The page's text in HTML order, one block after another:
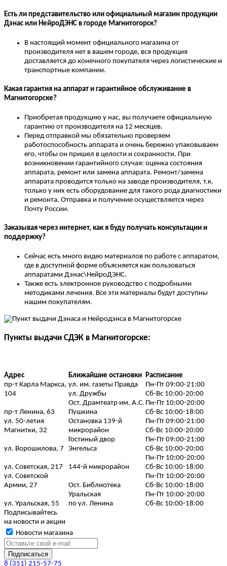
Есть ли представительство или официальный магазин продукции
Дэнас или НейроДЭНС в городе Магнитогорск?
В настоящий момент официального магазина от
производителя нет в вашем городе, вся продукция
доставляется до конечного покупателя через логистические и
транспортные компании.
Какая гарантия на аппарат и гарантийное обслуживание в
Магнитогорске?
Приобретая продукцию у нас, вы получаете официальную
гарантию от производителя на 12 месяцев.
Перед отправкой мы обязательно проверяем
работоспособность аппарата и очень бережно упаковываем
его, чтобы он пришел в целости и сохранности. При
возникновении гарантийного случая: оценка состояния
аппарата, ремонт или замена аппарата. Ремонт/замена
аппарата проводится только на заводе производителя, т.к.
только у них есть оборудование для такого рода диагностики
и ремонта. Отправка и получение осуществляется через
Почту России.
Заказывая через интернет, как я буду получать консультации и
поддержку?
Сейчас есть много видео материалов по работе с аппаратом,
где в доступной форме объясняется как пользоваться
аппаратами Дэнас\НейроДЭНС.
Также есть электронное руководство с подробными
методиками лечения. Все эти материалы будут доступны
нашим покупателям.
Пункты выдачи СДЭК в Магнитогорске:
Адрес Ближайшие остановки Расписание
пр-т Карла Маркса,
104
ул. им. газеты Правда
ул. Дружбы
Пн-Пт 09:00-21:00
Сб-Вс 10:00-20:00
пр-т Ленина, 63
Ост. Драмтеатр им. А.С.
Пушкина
Пн-Пт 10:00-20:00
Сб-Вс 10:00-18:00
ул. 50-летия
Магнитки, 32
Остановка 139-й
микрорайон
Пн-Пт 09:00-21:00
Сб-Вс 10:00-20:00
ул. Ворошилова, 7
Гостиный двор
Энгельса
Пн-Пт 09:00-21:00
Сб-Вс 10:00-20:00
ул. Советская, 217 144-й микрорайон
Пн-Пт 10:00-20:00
Сб-Вс 10:00-18:00
ул. Советской
Армии, 27
Ост. Библиотека
Пн-Пт 10:00-20:00
Сб-Вс 10:00-18:00
ул. Уральская, 55
Уральская
по ул. Ленина
Пн-Пт 10:00-20:00
Сб-Вс 10:00-18:00
Подписывайтесь
на новости и акции
Новости магазина
8 (351) 215-57-75